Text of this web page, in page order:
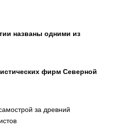
названы одними из
фирм Северной
за древний